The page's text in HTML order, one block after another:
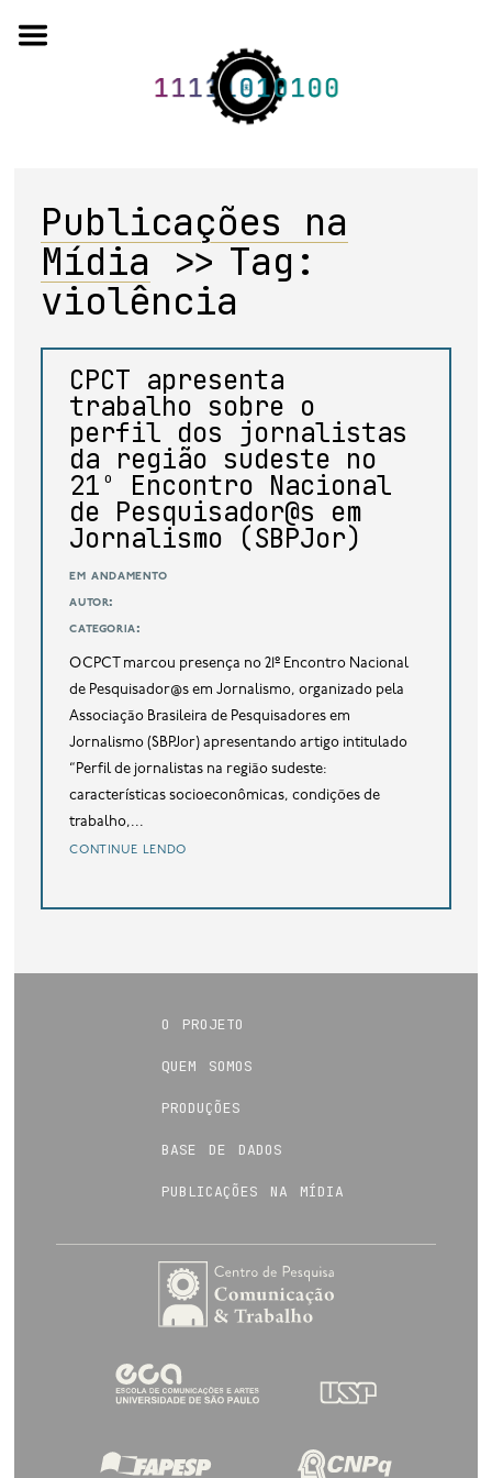
to
o projeto
quem somos
artigos em periódicos
anais de eventos
capítulos de livros
editorial
base de dados
publicações na mídia
Publicações na
Mídia >> Tag:
violência
CPCT apresenta
trabalho sobre o
perfil dos jornalistas
da região sudeste no
21º Encontro Nacional
de Pesquisador@s em
Jornalismo (SBPJor)
em andamento
autor:
categoria:
O CPCT marcou presença no 21º Encontro Nacional
de Pesquisador@s em Jornalismo, organizado pela
Associação Brasileira de Pesquisadores em
Jornalismo (SBPJor) apresentando artigo intitulado
“Perfil de jornalistas na região sudeste:
características socioeconômicas, condições de
trabalho,...
continue lendo
o projeto
quem somos
produções
base de dados
publicações na mídia